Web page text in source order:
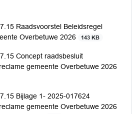
Raadsvoorstel Beleidsregel
Overbetuwe 2026
143 KB
Concept raadsbesluit
gemeente Overbetuwe 2026
Bijlage 1- 2025-017624
gemeente Overbetuwe 2026